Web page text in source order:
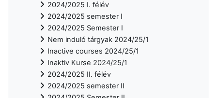
2024/2025 I. félév
2024/2025 semester I
2024/2025 Semester I
Nem induló tárgyak 2024/25/1
Inactive courses 2024/25/1
Inaktiv Kurse 2024/25/1
2024/2025 II. félév
2024/2025 semester II